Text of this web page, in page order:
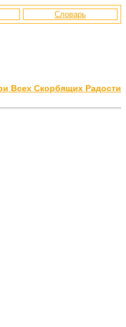
Словарь
Всех Скорбящих Радости